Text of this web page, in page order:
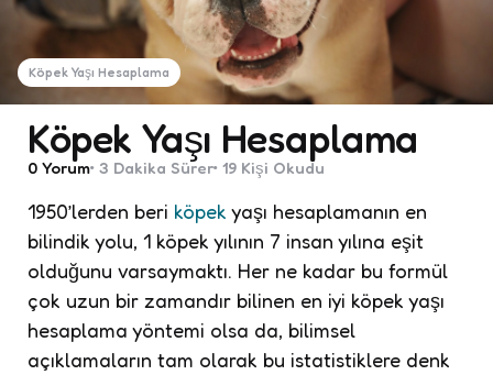
Köpek Yaşı Hesaplama
Köpek Yaşı Hesaplama
0 Yorum 3 Dakika Sürer 19 Kişi Okudu
1950’lerden beri köpek yaşı hesaplamanın en
bilindik yolu, 1 köpek yılının 7 insan yılına eşit
olduğunu varsaymaktı. Her ne kadar bu formül
çok uzun bir zamandır bilinen en iyi köpek yaşı
hesaplama yöntemi olsa da, bilimsel
açıklamaların tam olarak bu istatistiklere denk